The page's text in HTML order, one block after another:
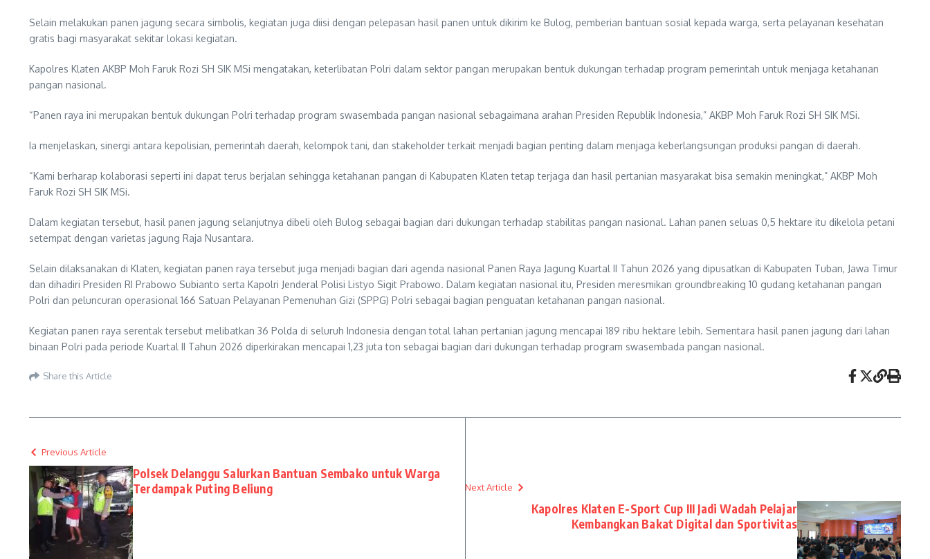
Selain melakukan panen jagung secara simbolis, kegiatan juga diisi dengan pelepasan hasil panen untuk dikirim ke Bulog, pemberian bantuan sosial kepada warga, serta pelayanan kesehatan
gratis bagi masyarakat sekitar lokasi kegiatan.
Kapolres Klaten AKBP Moh Faruk Rozi SH SIK MSi mengatakan, keterlibatan Polri dalam sektor pangan merupakan bentuk dukungan terhadap program pemerintah untuk menjaga ketahanan
pangan nasional.
“Panen raya ini merupakan bentuk dukungan Polri terhadap program swasembada pangan nasional sebagaimana arahan Presiden Republik Indonesia,” AKBP Moh Faruk Rozi SH SIK MSi.
Ia menjelaskan, sinergi antara kepolisian, pemerintah daerah, kelompok tani, dan stakeholder terkait menjadi bagian penting dalam menjaga keberlangsungan produksi pangan di daerah.
“Kami berharap kolaborasi seperti ini dapat terus berjalan sehingga ketahanan pangan di Kabupaten Klaten tetap terjaga dan hasil pertanian masyarakat bisa semakin meningkat,” AKBP Moh
Faruk Rozi SH SIK MSi.
Dalam kegiatan tersebut, hasil panen jagung selanjutnya dibeli oleh Bulog sebagai bagian dari dukungan terhadap stabilitas pangan nasional. Lahan panen seluas 0,5 hektare itu dikelola petani
setempat dengan varietas jagung Raja Nusantara.
Selain dilaksanakan di Klaten, kegiatan panen raya tersebut juga menjadi bagian dari agenda nasional Panen Raya Jagung Kuartal II Tahun 2026 yang dipusatkan di Kabupaten Tuban, Jawa Timur
dan dihadiri Presiden RI Prabowo Subianto serta Kapolri Jenderal Polisi Listyo Sigit Prabowo. Dalam kegiatan nasional itu, Presiden meresmikan groundbreaking 10 gudang ketahanan pangan
Polri dan peluncuran operasional 166 Satuan Pelayanan Pemenuhan Gizi (SPPG) Polri sebagai bagian penguatan ketahanan pangan nasional.
Kegiatan panen raya serentak tersebut melibatkan 36 Polda di seluruh Indonesia dengan total lahan pertanian jagung mencapai 189 ribu hektare lebih. Sementara hasil panen jagung dari lahan
binaan Polri pada periode Kuartal II Tahun 2026 diperkirakan mencapai 1,23 juta ton sebagai bagian dari dukungan terhadap program swasembada pangan nasional.
Share this Article
Previous Article
Polsek Delanggu Salurkan Bantuan Sembako untuk Warga
Terdampak Puting Beliung
Next Article
Kapolres Klaten E-Sport Cup III Jadi Wadah Pelajar
Kembangkan Bakat Digital dan Sportivitas